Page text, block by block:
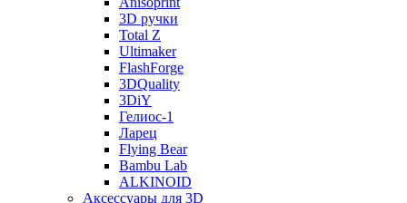
3D ручки
Total Z
Ultimaker
FlashForge
3DQuality
3DiY
Гелиос-1
Ларец
Flying Bear
Bambu Lab
ALKINOID
Аксессуары для 3D